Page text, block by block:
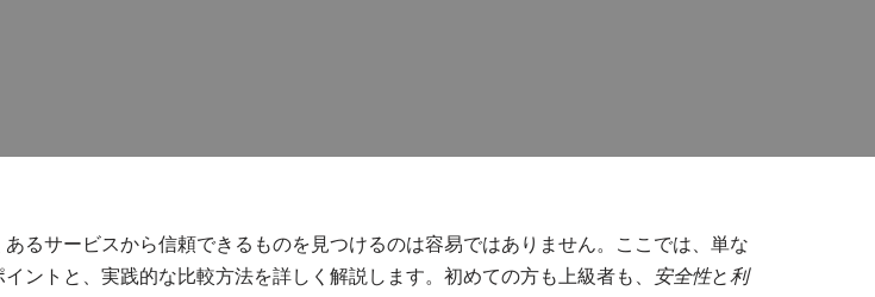
るサービスから信頼できるものを見つけるのは容易ではありません。ここでは、単な
ントと、実践的な比較方法を詳しく解説します。初めての方も上級者も、 安全性と利